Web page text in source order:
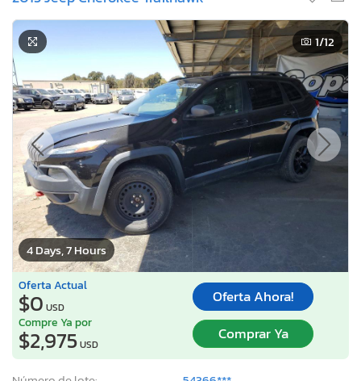
4 Days, 7 Hours
1/12
Oferta Actual
$0 USD
Oferta Ahora!
Compre Ya por
$2,975USD
Comprar Ya